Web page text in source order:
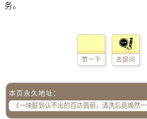
务。
赞一下 去提问
本页永久地址：